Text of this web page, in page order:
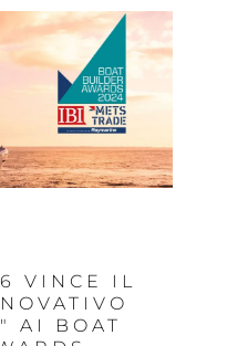
VINCE IL
AI BOAT